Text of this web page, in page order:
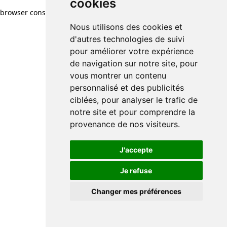
cookies
Nous utilisons des cookies et
d'autres technologies de suivi
pour améliorer votre expérience
de navigation sur notre site, pour
vous montrer un contenu
personnalisé et des publicités
ciblées, pour analyser le trafic de
notre site et pour comprendre la
provenance de nos visiteurs.
J'accepte
Je refuse
Changer mes préférences
browser console for more information)